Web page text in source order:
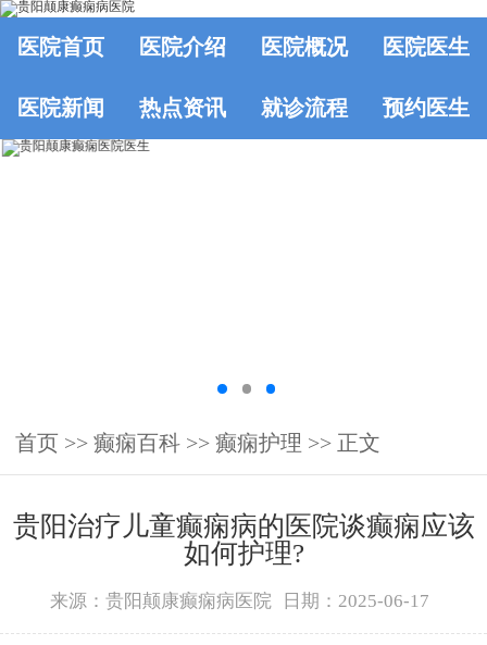
医院首页 医院介绍 医院概况 医院医生
医院新闻 热点资讯 就诊流程 预约医生
首页 >> 癫痫百科 >> 癫痫护理 >> 正文
贵阳治疗儿童癫痫病的医院谈癫痫应该
如何护理?
来源：贵阳颠康癫痫病医院 日期：2025-06-17